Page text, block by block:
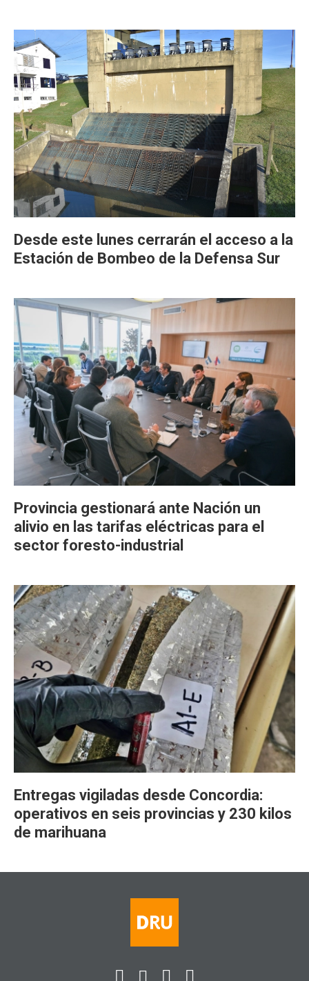
Desde este lunes cerrarán el acceso a la
Estación de Bombeo de la Defensa Sur
Provincia gestionará ante Nación un
alivio en las tarifas eléctricas para el
sector foresto-industrial
Entregas vigiladas desde Concordia:
operativos en seis provincias y 230 kilos
de marihuana